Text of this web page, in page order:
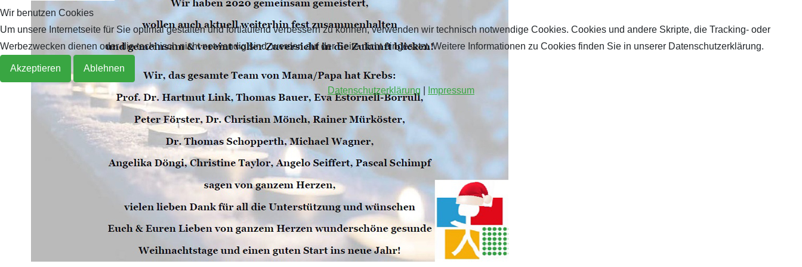
Wir benutzen Cookies
Um unsere Internetseite für Sie optimal gestalten und fortlaufend verbessern zu können, verwenden wir technisch notwendige Cookies. Cookies und andere Skripte, die Tracking- oder
Werbezwecken dienen oder die technisch nicht notwendig sind, werden auf der Seite nicht eingesetzt. Weitere Informationen zu Cookies finden Sie in unserer Datenschutzerklärung.
Akzeptieren Ablehnen
Datenschutzerklärung Impressum
Archiv 2019
Archiv 2018
2018